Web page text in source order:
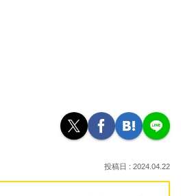
2024.04.22